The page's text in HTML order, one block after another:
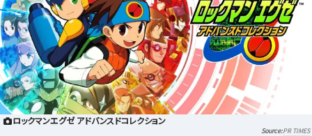
ロックマンエグゼ アドバンスドコレクション
PR TIMES